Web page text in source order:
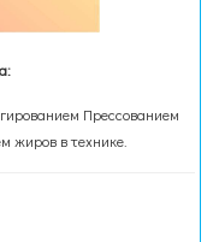
Прессованием
жиров в технике.